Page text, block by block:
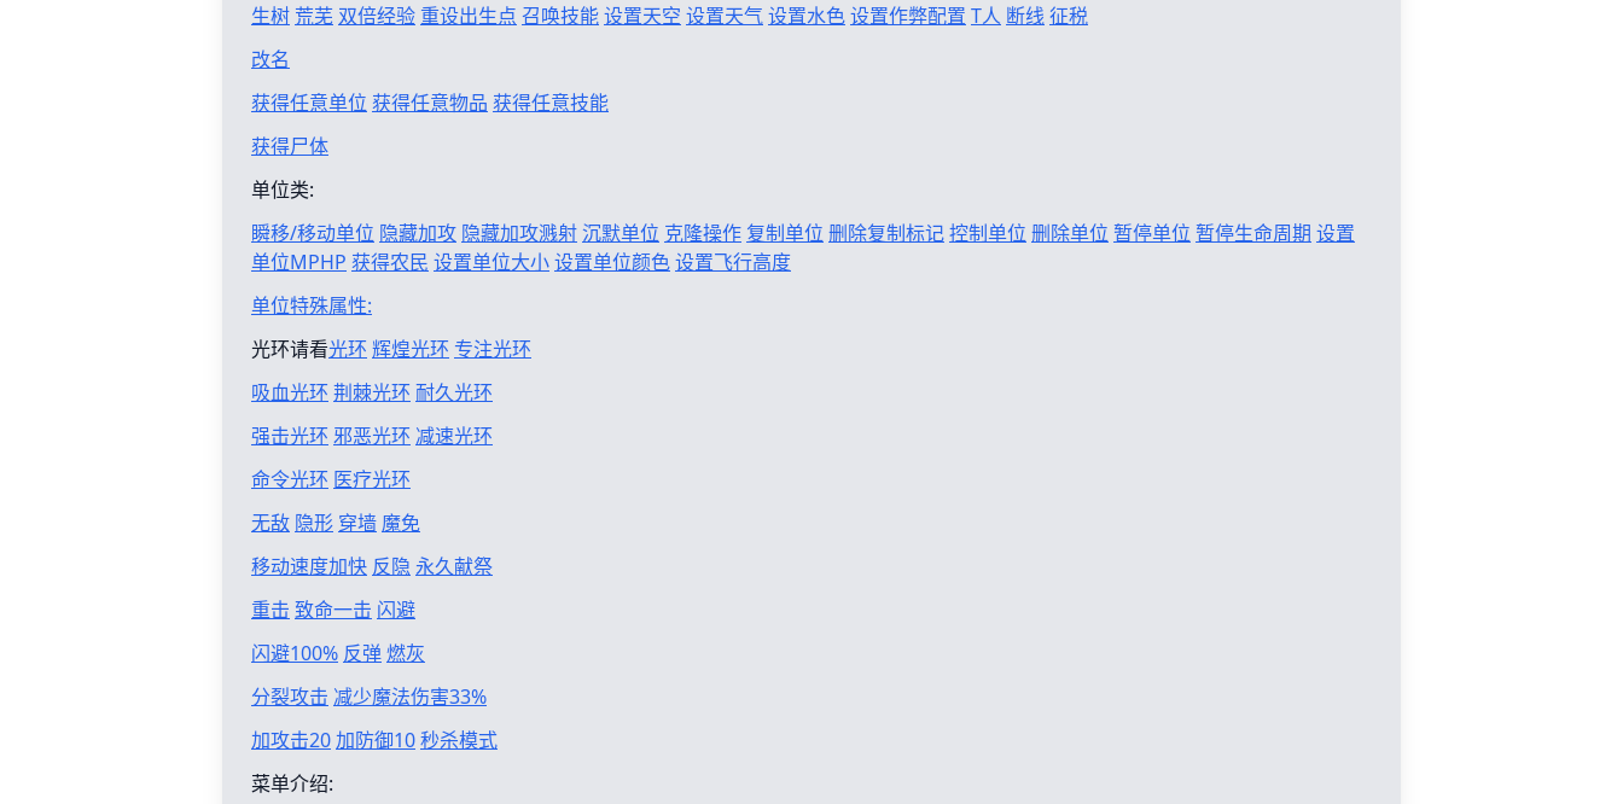
生树 荒芜 双倍经验 重设出生点 召唤技能设置天空 设置天气设置水色设置作弊配置 T人 断线征税
改名
获得任意单位 获得任意物品 获得任意技能
获得尸体
单位类:
瞬移/移动单位 隐藏加攻 隐藏加攻溅射沉默单位 克隆操作 复制单位 删除复制标记控制单位 删除单位 暂停单位 暂停生命周期 设置
单位MPHP 获得农民 设置单位大小设置单位颜色设置飞行高度
单位特殊属性:
光环请看光环 辉煌光环 专注光环
吸血光环 荆棘光环 耐久光环
强击光环 邪恶光环 减速光环
命令光环 医疗光环
无敌 隐形 穿墙 魔免
移动速度加快 反隐 永久献祭
重击 致命一击 闪避
闪避100% 反弹燃灰
分裂攻击 减少魔法伤害33%
加攻击20加防御10秒杀模式
菜单介绍: